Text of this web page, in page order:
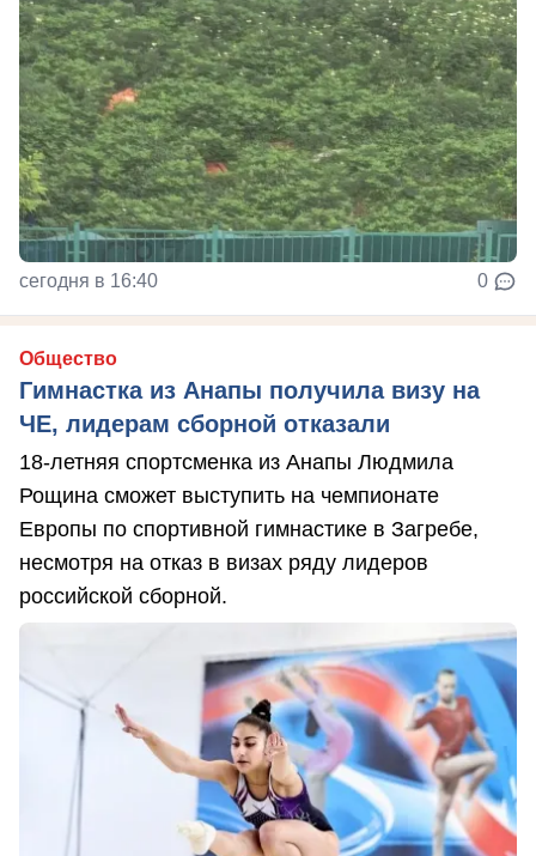
сегодня в 16:40 0
Общество
Гимнастка из Анапы получила визу на
ЧЕ, лидерам сборной отказали
18-летняя спортсменка из Анапы Людмила
Рощина сможет выступить на чемпионате
Европы по спортивной гимнастике в Загребе,
несмотря на отказ в визах ряду лидеров
российской сборной.